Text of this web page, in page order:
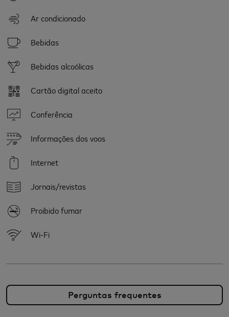
Ar condicionado
Bebidas
Bebidas alcoólicas
Cartão digital aceito
Conferência
Informações dos voos
Internet
Jornais/revistas
Proibido fumar
Wi-Fi
Perguntas frequentes